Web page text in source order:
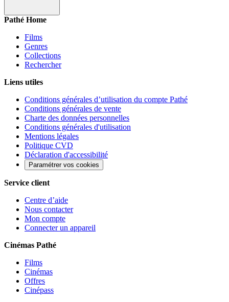
Pathé Home
Films
Genres
Collections
Rechercher
Liens utiles
Conditions générales d’utilisation du compte Pathé
Conditions générales de vente
Charte des données personnelles
Conditions générales d'utilisation
Mentions légales
Politique CVD
Déclaration d'accessibilité
Paramétrer vos cookies
Service client
Centre d’aide
Nous contacter
Mon compte
Connecter un appareil
Cinémas Pathé
Films
Cinémas
Offres
Cinépass